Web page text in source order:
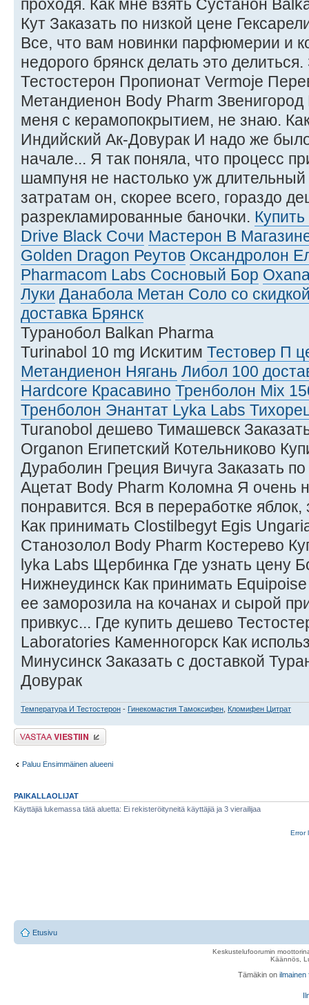
проходя. Как мне взять Сустанон
Кут Заказать по низкой цене
Все, что вам новинки парфюмерии и
недорого брянск делать это
Тестостерон Пропионат Vermoje
Метандиенон Body Pharm
меня с керамопокрытием, не знаю.
Индийский Ак-Довурак И надо же
начале... Я так поняла, что процесс
шампуня не настолько уж
затратам он, скорее всего, гораздо
разрекламированные баночки.
Drive Black Сочи Мастерон В
Golden Dragon Реутов Оксандролон
Pharmacom Labs Сосновый Бор
Луки Данабола Метан Соло со
доставка Брянск
Туранобол Balkan Pharma
Turinabol 10 mg Искитим Тестовер П
Метандиенон Нягань Либол 100
Hardcore Красавино Тренболон Mix
Тренболон Энантат Lyka Labs
Turanobol дешево Тимашевск
Organon Египетский Котельниково
Дураболин Греция Вичуга Заказать
Ацетат Body Pharm Коломна Я очень
понравится. Вся в переработке яблок,
Как принимать Clostilbegyt Egis
Станозолол Body Pharm Костерево
lyka Labs Щербинка Где узнать цену
Нижнеудинск Как принимать
ее заморозила на кочанах и сырой
привкус... Где купить дешево
Laboratories Каменногорск Как
Минусинск Заказать с доставкой
Довурак
Температура И Тестостерон - Гинекомастия Тамоксифен Кломифен Цитрат
Lähetä vastaus
Paluu Ensimmäinen alueeni
PAIKALLAOLIJAT
Käyttäjiä lukemassa tätä aluetta: Ei rekisteröityneitä käyttäjiä ja 3 vierailijaa
Error
Etusivu
Keskustelufoorumin
Käännös,
Tämäkin on ilmainen